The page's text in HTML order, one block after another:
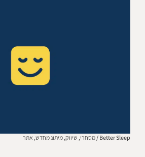
Better Sleep / מסחרי, שיווק, מיתוג מחדש, אתר